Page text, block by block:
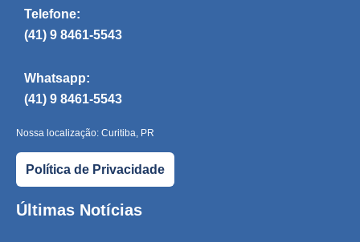
Telefone:
(41) 9 8461-5543
Whatsapp:
(41) 9 8461-5543
Nossa localização: Curitiba, PR
Política de Privacidade
Últimas Notícias